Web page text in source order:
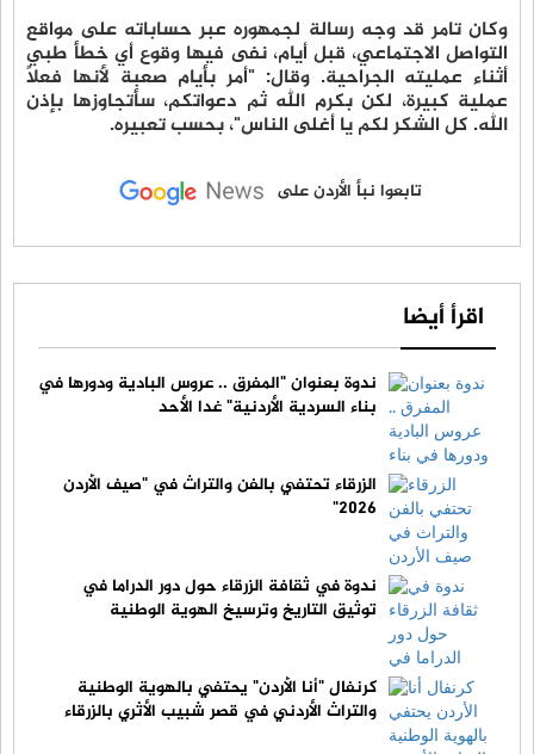
وكان تامر قد وجه رسالة لجمهوره عبر حساباته على مواقع
التواصل الاجتماعي، قبل أيام، نفى فيها وقوع أي خطأ طبي
أثناء عمليته الجراحية. وقال: "أمر بأيام صعبة لأنها فعلاً
عملية كبيرة، لكن بكرم الله ثم دعواتكم، سأتجاوزها بإذن
الله. كل الشكر لكم يا أغلى الناس"، بحسب تعبيره.
تابعوا نبأ الأردن على
اقرأ أيضا
ندوة بعنوان "المفرق .. عروس البادية ودورها في
بناء السردية الأردنية" غدا الأحد
الزرقاء تحتفي بالفن والتراث في "صيف الأردن
2026"
ندوة في ثقافة الزرقاء حول دور الدراما في
توثيق التاريخ وترسيخ الهوية الوطنية
كرنفال "أنا الأردن" يحتفي بالهوية الوطنية
والتراث الأردني في قصر شبيب الأثري بالزرقاء